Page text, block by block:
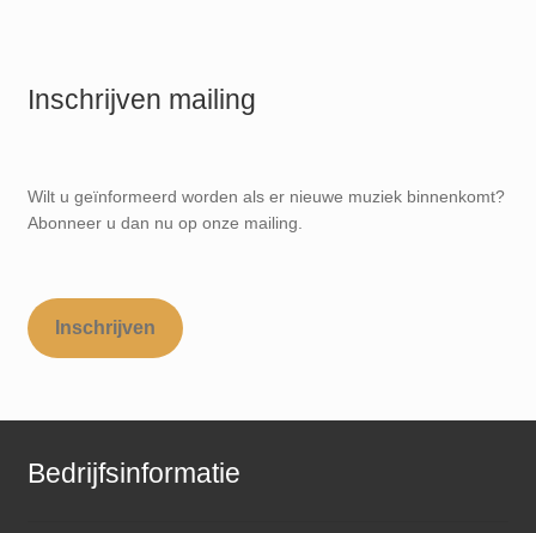
Inschrijven mailing
Wilt u geïnformeerd worden als er nieuwe muziek binnenkomt?
Abonneer u dan nu op onze mailing.
Inschrijven
Bedrijfsinformatie